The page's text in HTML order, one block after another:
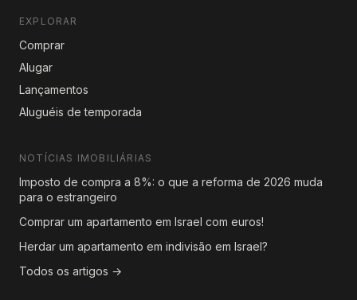
EXPLORAR
Comprar
Alugar
Lançamentos
Aluguéis de temporada
NOTÍCIAS IMOBILIÁRIAS
Imposto de compra a 8%: o que a reforma de 2026 muda
para o estrangeiro
Comprar um apartamento em Israel com euros!
Herdar um apartamento em indivisão em Israel?
Todos os artigos →